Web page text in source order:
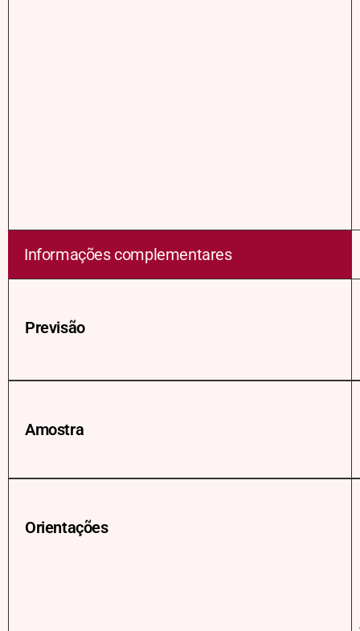
Informações complementares
Previsão
Amostra
Orientações